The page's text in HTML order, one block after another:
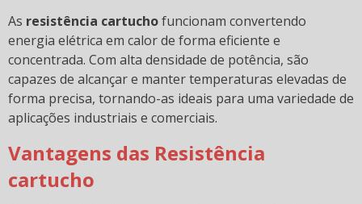
As resistência cartuchofuncionam convertendo
energia elétrica em calor de forma eficiente e
concentrada. Com alta densidade de potência, são
capazes de alcançar e manter temperaturas elevadas de
forma precisa, tornando-as ideais para uma variedade de
aplicações industriais e comerciais.
Vantagens das Resistência
cartucho